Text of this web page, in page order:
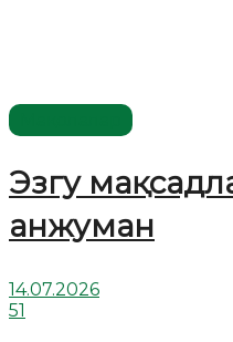
Эзгу
анжуман
14.07.2026
51